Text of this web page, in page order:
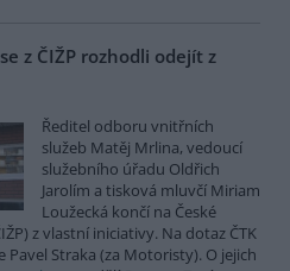
z ČIŽP rozhodli odejít z
Ředitel odboru vnitřních
služeb Matěj Mrlina, vedoucí
služebního úřadu Oldřich
Jarolím a tisková mluvčí Miriam
Loužecká končí na České
z vlastní iniciativy. Na dotaz ČTK
Straka (za Motoristy). O jejich